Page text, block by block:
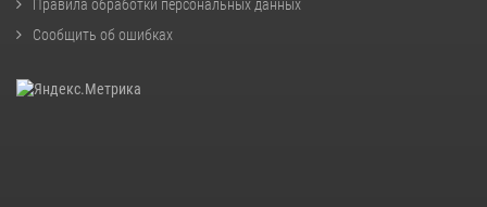
Правила обработки персональных данных
Сообщить об ошибках